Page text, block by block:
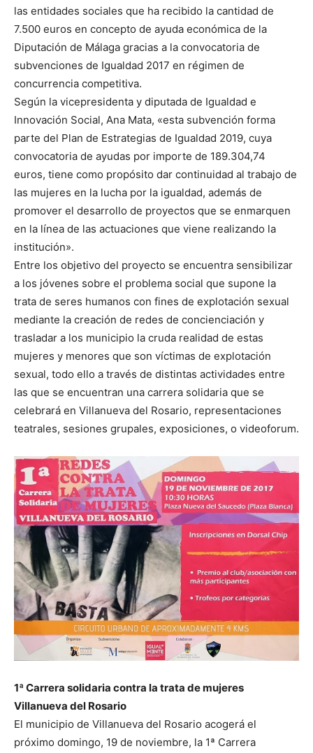
las entidades sociales que ha recibido la cantidad de
7.500 euros en concepto de ayuda económica de la
Diputación de Málaga gracias a la convocatoria de
subvenciones de Igualdad 2017 en régimen de
concurrencia competitiva.
Según la vicepresidenta y diputada de Igualdad e
Innovación Social, Ana Mata, «esta subvención forma
parte del Plan de Estrategias de Igualdad 2019, cuya
convocatoria de ayudas por importe de 189.304,74
euros, tiene como propósito dar continuidad al trabajo de
las mujeres en la lucha por la igualdad, además de
promover el desarrollo de proyectos que se enmarquen
en la línea de las actuaciones que viene realizando la
institución».
Entre los objetivo del proyecto se encuentra sensibilizar
a los jóvenes sobre el problema social que supone la
trata de seres humanos con fines de explotación sexual
mediante la creación de redes de concienciación y
trasladar a los municipio la cruda realidad de estas
mujeres y menores que son víctimas de explotación
sexual, todo ello a través de distintas actividades entre
las que se encuentran una carrera solidaria que se
celebrará en Villanueva del Rosario, representaciones
teatrales, sesiones grupales, exposiciones, o videoforum.
1ª Carrera solidaria contra la trata de mujeres
Villanueva del Rosario
El municipio de Villanueva del Rosario acogerá el
próximo domingo, 19 de noviembre, la 1ª Carrera